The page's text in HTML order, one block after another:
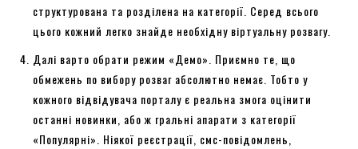
структурована та розділена на категорії. Серед всього
цього кожний легко знайде необхідну віртуальну розвагу.
Далі варто обрати режим «Демо». Приємно те, що
обмежень по вибору розваг абсолютно немає. Тобто у
кожного відвідувача порталу є реальна змога оцінити
останні новинки, або ж гральні апарати з категорії
«Популярні». Ніякої реєстрації, смс-повідомлень,